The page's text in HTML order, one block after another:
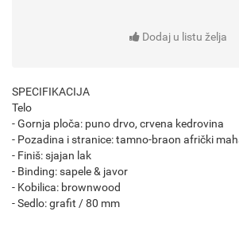
Dodaj u listu želja
SPECIFIKACIJA
Telo
- Gornja ploča: puno drvo, crvena kedrovina
- Pozadina i stranice: tamno-braon afrički
- Finiš: sjajan lak
- Binding: sapele & javor
- Kobilica: brownwood
- Sedlo: grafit / 80 mm